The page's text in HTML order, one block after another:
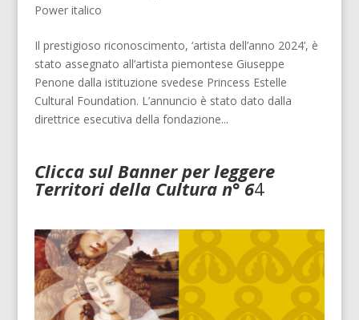
Power italico
Il prestigioso riconoscimento, ‘artista dell’anno 2024’, è
stato assegnato all’artista piemontese Giuseppe
Penone dalla istituzione svedese Princess Estelle
Cultural Foundation. L’annuncio è stato dato dalla
direttrice esecutiva della fondazione...
Clicca sul Banner per leggere
Territori della Cultura n° 64